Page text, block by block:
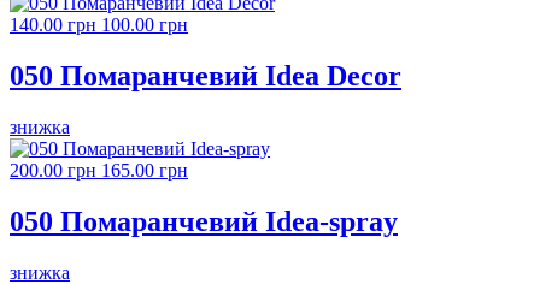
140.00 грн 100.00 грн
050 Помаранчевий Idea Decor
знижка
200.00 грн 165.00 грн
050 Помаранчевий Idea-spray
знижка